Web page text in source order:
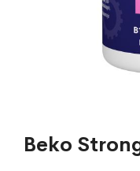
Beko